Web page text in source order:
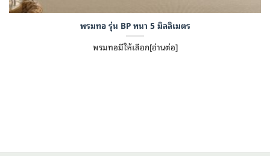
พรมทอ รุ่น BP หนา 5 มิลลิเมตร
พรมทอมีให้เลือก[อ่านต่อ]